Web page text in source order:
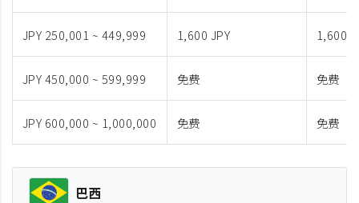
JPY 250,001 ~ 449,999 1,600 JPY 1,600
JPY 450,000 ~ 599,999 免费 免费
JPY 600,000 ~ 1,000,000 免费 免费
巴西